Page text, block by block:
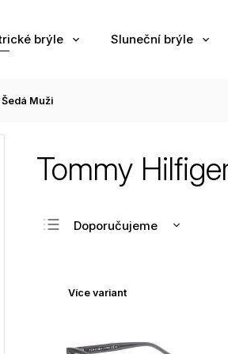
brýle Sluneční brýle
Muži
Tommy
Doporučujeme
Nejprodávanější
Více variant